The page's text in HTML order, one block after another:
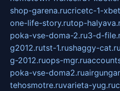
shop-garena.rucricetc-1-
one-life-story.rutop-
poka-vse-doma-2.ru3-d-
g2012.rutst-1.rushaggy-cat.ru
g-2012.ruops-mgr.ru
poka-vse-doma2.ru
tehosmotre.ruvarieta-yug.ru